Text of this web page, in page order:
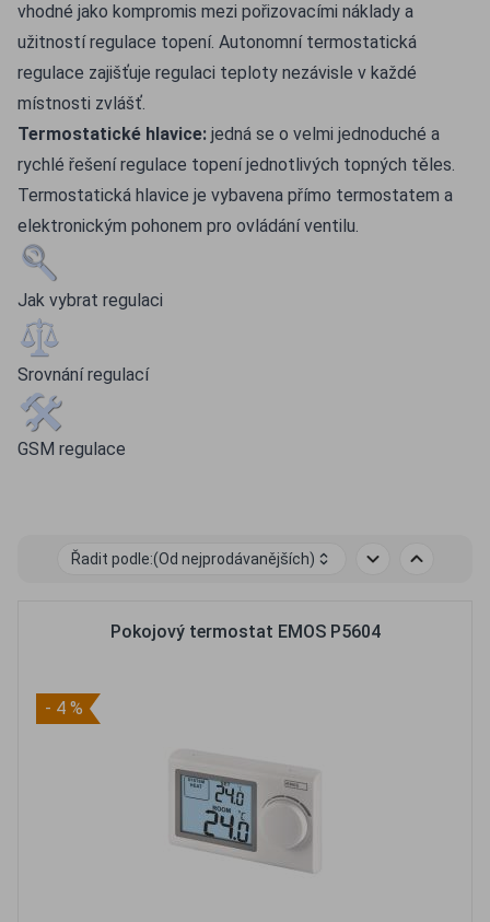
vhodné jako kompromis mezi pořizovacími náklady a
užitností regulace topení. Autonomní termostatická
regulace zajišťuje regulaci teploty nezávisle v každé
místnosti zvlášť.
Termostatické hlavice: jedná se o velmi jednoduché a
rychlé řešení regulace topení jednotlivých topných těles.
Termostatická hlavice je vybavena přímo termostatem a
elektronickým pohonem pro ovládání ventilu.
Jak vybrat regulaci
Srovnání regulací
GSM regulace
Řadit podle:(Od nejprodávanějších)
Pokojový termostat EMOS P5604
- 4 %